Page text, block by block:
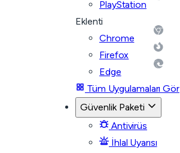
PlayStation
Eklenti
Chrome
Firefox
Edge
Tüm Uygulamaları Gör
Güvenlik Paketi
Antivirüs
İhlal Uyarısı